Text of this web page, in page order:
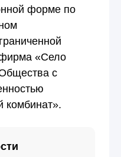
форме по
«Село
с
комбинат».